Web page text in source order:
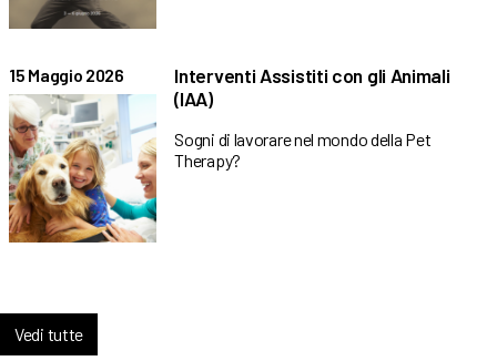
15 Maggio 2026
Interventi Assistiti con gli Animali
(IAA)
Sogni di lavorare nel mondo della Pet
Therapy?
Vedi tutte